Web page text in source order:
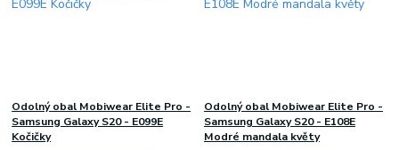
Odolný obal Mobiwear Elite Pro -
Samsung Galaxy S20 - E099E
Kočičky
Odolný obal Mobiwear Elite Pro -
Samsung Galaxy S20 - E108E
Modré mandala květy